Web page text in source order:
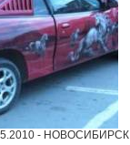
- НОВОСИБИРСК